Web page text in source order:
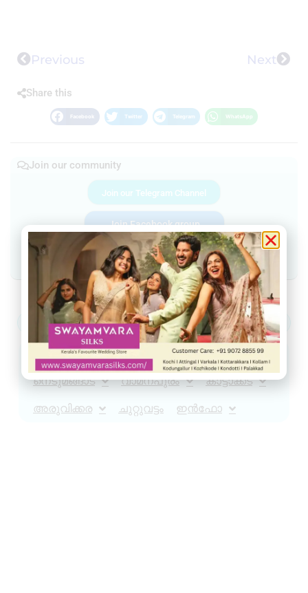
Previous Next
Share this
Facebook Twitter Telegram WhatsApp
Join our community
Join our Telegram Channel
Join Facebook group
Join WhatsApp Community
ആറ്റിങ്ങൽ വർക്കല ചിറയിൻകീഴ്
നെടുമങ്ങാട് വാമനപുരം കാട്ടാക്കട
അരുവിക്കര ചുറ്റുവട്ടം ഇൻഫോ